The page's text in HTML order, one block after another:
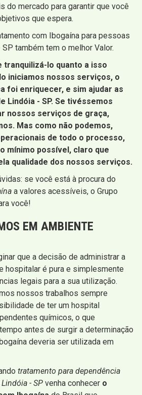
do mercado para garantir que você
que espera.
com Ibogaína para pessoas
também tem o melhor Valor.
tranquilizá-lo quanto a isso
iniciamos nossos serviços, o
foi enriquecer, e sim ajudar as
Lindóia - SP. Se tivéssemos
nossos serviços de graça,
Mas como não podemos,
de todo o processo,
mínimo possível, claro que
qualidade dos nossos serviços.
se você está à procura do
a valores acessíveis, o Grupo
você!
EM AMBIENTE
que a decisão de administrar a
hospitalar é pura e simplesmente
legais para a sua utilização.
nossos trabalhos sempre
de ter um hospital
químicos, o que
antes de surgir a determinação
deveria ser utilizada em
tratamento para dependência
- SP venha conhecer o